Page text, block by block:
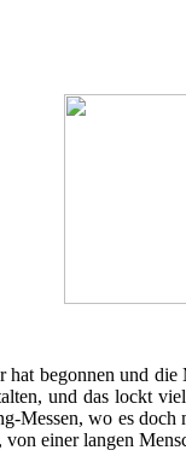
hat begonnen und
und das lockt
Messen, wo es
einer langen